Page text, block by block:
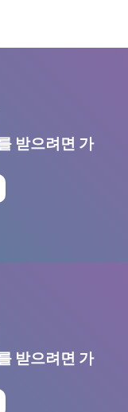
받으려면 가
받으려면 가